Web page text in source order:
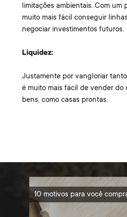
limitações ambientais. Com um
muito mais fácil conseguir
negociar investimentos futuros.
Liquidez:
Justamente por vangloriar
é muito mais fácil de vender do
bens, como casas prontas.
10 motivos para você